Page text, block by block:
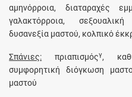
αμηνόρροια, διαταραχές
γαλακτόρροια,
δυσανεξία μαστού, κολπικό
Σπάνιες: πριαπισμόςγ,
συμφορητική διόγκωση
μαστού